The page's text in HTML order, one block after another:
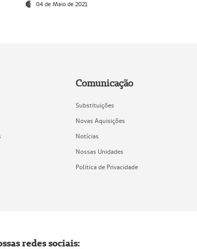
04 de Maio de 2021
Comunicação
Substituições
Novas Aquisições
Notícias
Nossas Unidades
Política de Privacidade
redes sociais: